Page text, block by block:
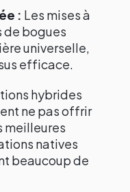
: Les mises à
de bogues
universelle,
efficace.
hybrides
ne pas offrir
meilleures
natives
beaucoup de